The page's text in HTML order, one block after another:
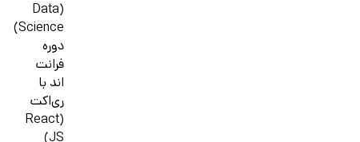
(Data
Science)
دوره
فرانت
اند با
ری‌اکت
(React